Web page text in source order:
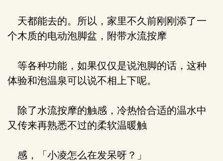
天都能去的。所以，家里不久前刚刚添了一
个木质的电动泡脚盆，附带水流按摩
等各种功能，如果仅仅是说泡脚的话，这种
体验和泡温泉可以说不相上下呢。
除了水流按摩的触感，冷热恰合适的温水中
又传来再熟悉不过的柔软温暖触
感，「小凌怎么在发呆呀？」